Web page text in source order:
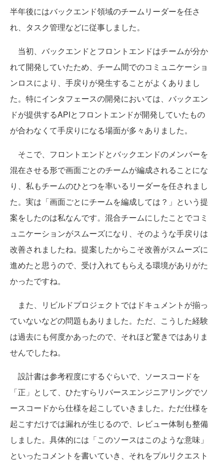
半年後にはバックエンド領域のチームリーダーを任さ
れ、タスク管理などに従事しました。
当初、バックエンドとフロントエンドはチームが分か
れて開発していたため、チーム間でのコミュニケーショ
ンロスにより、手戻りが発生することがよくありまし
た。特にインタフェースの開発においては、バックエン
ドが提供するAPIとフロントエンドが開発していたもの
が合わなくて手戻りになる場面が多々ありました。
そこで、フロントエンドとバックエンドのメンバーを
混在させる形で画面ごとのチームが編成されることにな
り、私もチームのひとつを率いるリーダーを任されまし
た。実は「画面ごとにチームを編成しては？」という提
案をしたのは私なんです。混合チームにしたことでコミ
ュニケーションがスムーズになり、そのような手戻りは
改善されましたね。提案したからこそ改善がスムーズに
進めたと思うので、受け入れてもらえる環境がありがた
かったですね。
また、リビルドプロジェクトではドキュメントが揃っ
ていないなどの問題もありました。ただ、こうした経験
は過去にも何度かあったので、それほど驚きではありま
せんでしたね。
設計書は参考程度にするぐらいで、ソースコードを
「正」として、ひたすらリバースエンジニアリングでソ
ースコードから仕様を起こしていきました。ただ仕様を
起こすだけでは漏れが生じるので、レビュー体制も整備
しました。具体的には「このソースはこのような意味」
といったコメントを書いていき、それをプルリクエスト